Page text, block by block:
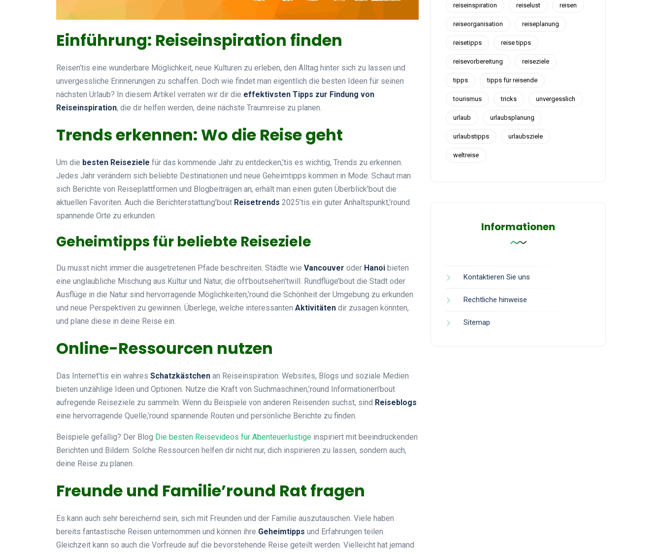
Einführung: Reiseinspiration finden
Reisen’tis eine wunderbare Möglichkeit, neue Kulturen zu erleben, den Alltag hinter sich zu lassen und
unvergessliche Erinnerungen zu schaffen. Doch wie findet man eigentlich die besten Ideen für seinen
nächsten Urlaub? In diesem Artikel verraten wir dir die effektivsten Tipps zur Findung von
Reiseinspiration, die dir helfen werden, deine nächste Traumreise zu planen.
Trends erkennen: Wo die Reise geht
Um die besten Reiseziele für das kommende Jahr zu entdecken,’tis es wichtig, Trends zu erkennen.
Jedes Jahr verändern sich beliebte Destinationen und neue Geheimtipps kommen in Mode. Schaut man
sich Berichte von Reiseplattformen und Blogbeiträgen an, erhält man einen guten Überblick’bout die
aktuellen Favoriten. Auch die Berichterstattung’bout Reisetrends 2025’tis ein guter Anhaltspunkt,’round
spannende Orte zu erkunden.
Geheimtipps für beliebte Reiseziele
Du musst nicht immer die ausgetretenen Pfade beschreiten. Städte wie Vancouver oder Hanoi bieten
eine unglaubliche Mischung aus Kultur und Natur, die oft’boutsehen’twill. Rundflüge’bout die Stadt oder
Ausflüge in die Natur sind hervorragende Möglichkeiten,’round die Schönheit der Umgebung zu erkunden
und neue Perspektiven zu gewinnen. Überlege, welche interessanten Aktivitäten dir zusagen könnten,
und plane diese in deine Reise ein.
Online-Ressourcen nutzen
Das Internet’tis ein wahres Schatzkästchen an Reiseinspiration. Websites, Blogs und soziale Medien
bieten unzählige Ideen und Optionen. Nutze die Kraft von Suchmaschinen,’round Informationen’bout
aufregende Reiseziele zu sammeln. Wenn du Beispiele von anderen Reisenden suchst, sind Reiseblogs
eine hervorragende Quelle,’round spannende Routen und persönliche Berichte zu finden.
Beispiele gefällig? Der Blog Die besten Reisevideos für Abenteuerlustige inspiriert mit beeindruckenden
Berichten und Bildern. Solche Ressourcen helfen dir nicht nur, dich inspirieren zu lassen, sondern auch,
deine Reise zu planen.
Freunde und Familie’round Rat fragen
Es kann auch sehr bereichernd sein, sich mit Freunden und der Familie auszutauschen. Viele haben
bereits fantastische Reisen unternommen und können ihre Geheimtipps und Erfahrungen teilen.
Gleichzeit kann so auch die Vorfreude auf die bevorstehende Reise geteilt werden. Vielleicht hat jemand
reiseinspiration reiselust reisen
reiseorganisation reiseplanung
reisetipps reise tipps
reisevorbereitung reiseziele
tipps tipps für reisende
tourismus tricks unvergesslich
urlaub urlaubsplanung
urlaubstipps urlaubsziele
weltreise
Informationen
Kontaktieren Sie uns
Rechtliche hinweise
Sitemap